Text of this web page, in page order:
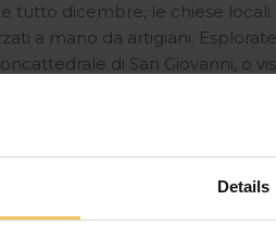
Details
tutto dicembre, le chiese
a mano da artigiani.
di San Giovanni, o
Natività. Queste visite
uno dei teatri più
luogo è noto per la sua
varietà di spettacoli natalizi,